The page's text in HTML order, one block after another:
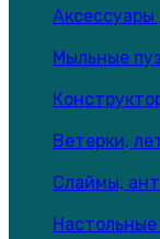
Аксессуары
Мыльные
Ветерки,
Слаймы,
Настольные